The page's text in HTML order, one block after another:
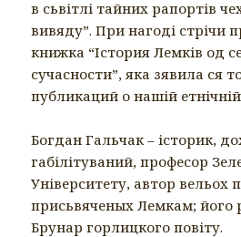
в сьвітлі тайних рапортів
вивяду”. При нагоді стрічи
книжка “Істория Лемків од
сучасности”, яка зявила ся
публикаций о нашій етнічній
Богдан Гальчак – історик,
габілітуваний, професор
Університету, автор вельох
присьвяченых Лемкам; його
Брунар горлицкого повіту.